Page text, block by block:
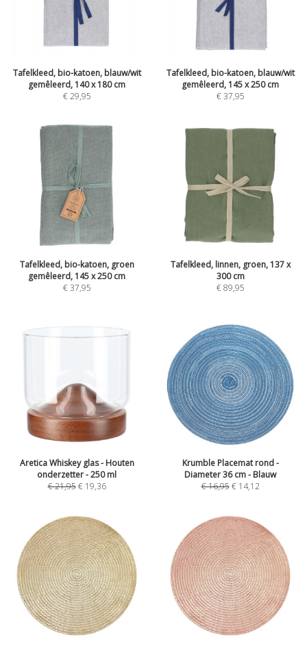
Tafelkleed, bio-katoen, blauw/wit
gemêleerd, 140 x 180 cm
€29,95
Tafelkleed, bio-katoen, blauw/wit
gemêleerd, 145 x 250 cm
€37,95
Tafelkleed, bio-katoen, groen
gemêleerd, 145 x 250 cm
€37,95
Tafelkleed, linnen, groen, 137 x
300 cm
€89,95
Aretica Whiskey glas - Houten
onderzetter - 250 ml
€21,95 € 19,36
Krumble Placemat rond -
Diameter 36 cm - Blauw
€16,95 € 14,12